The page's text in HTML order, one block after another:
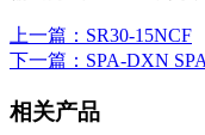
上一篇 ：SR30-15NCF
下一篇 ：SPA-DXN
相关产品